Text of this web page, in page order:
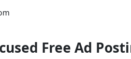
Free Ad